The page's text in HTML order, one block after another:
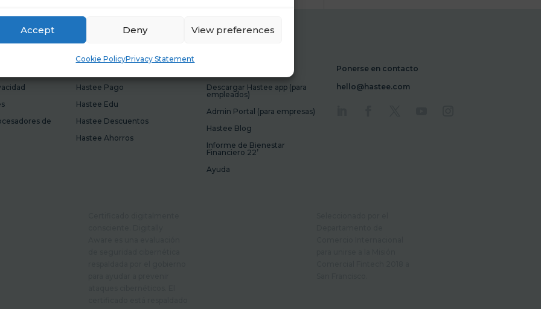
Accept Deny View preferences
Cookie PolicyPrivacy Statement
de
Hastee Pago
Hastee Edu
Hastee Descuentos
Hastee Ahorros
Descargar Hastee app (para
empleados)
Admin Portal (para empresas)
Hastee Blog
Informe de Bienestar
Financiero 22’
Ayuda
Ponerse en contacto
hello@hastee.com